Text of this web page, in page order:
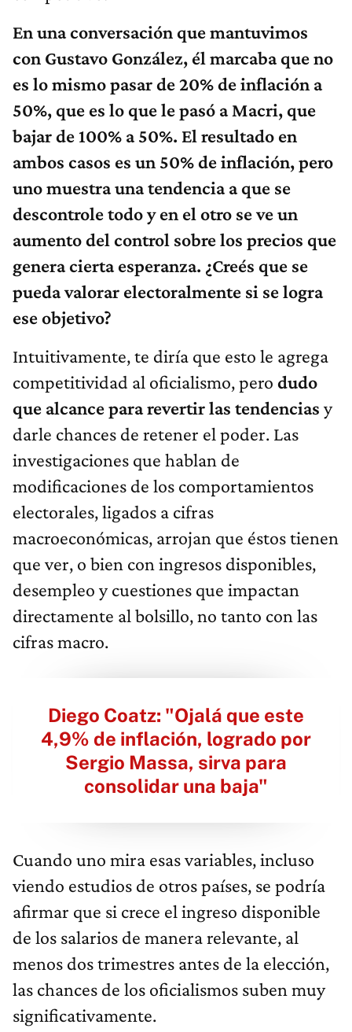
En una conversación que mantuvimos
con Gustavo González, él marcaba que no
es lo mismo pasar de 20% de inflación a
50%, que es lo que le pasó a Macri, que
bajar de 100% a 50%. El resultado en
ambos casos es un 50% de inflación, pero
uno muestra una tendencia a que se
descontrole todo y en el otro se ve un
aumento del control sobre los precios que
genera cierta esperanza. ¿Creés que se
pueda valorar electoralmente si se logra
ese objetivo?
Intuitivamente, te diría que esto le agrega
competitividad al oficialismo, pero dudo
que alcance para revertir las tendencias y
darle chances de retener el poder. Las
investigaciones que hablan de
modificaciones de los comportamientos
electorales, ligados a cifras
macroeconómicas, arrojan que éstos tienen
que ver, o bien con ingresos disponibles,
desempleo y cuestiones que impactan
directamente al bolsillo, no tanto con las
cifras macro.
Diego Coatz: "Ojalá que este
4,9% de inflación, logrado por
Sergio Massa, sirva para
consolidar una baja"
Cuando uno mira esas variables, incluso
viendo estudios de otros países, se podría
afirmar que si crece el ingreso disponible
de los salarios de manera relevante, al
menos dos trimestres antes de la elección,
las chances de los oficialismos suben muy
significativamente.